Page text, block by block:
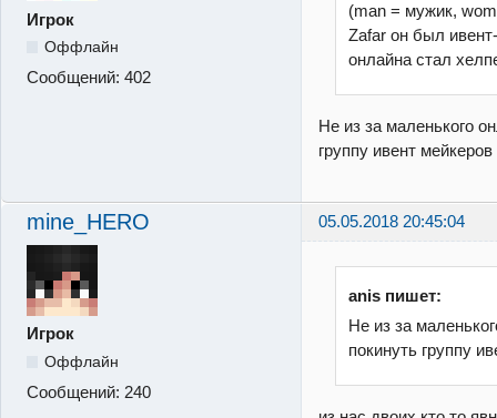
Игрок
Оффлайн
Сообщений: 402
(man = мужик,
Zafar он был
онлайна стал
Не из за маленького
группу ивент мейкеров
mine_HERO 05.05.2018 20:45:04
Игрок
Оффлайн
Сообщений: 240
anis пишет:
Не из за
покинуть группу